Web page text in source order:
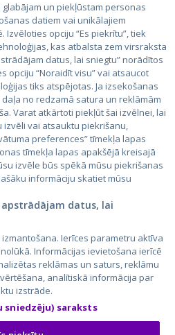
Kainos.lt
Paslaugos.lt
auto24.ee
KV.ee
Osta.ee
KuldneBörs.ee
un piekļūstam personas
datiem vai unikālajiem
opciju “Es piekrītu”, tiek
kas atbalsta zem virsraksta
datus, lai sniegtu” norādītos
opciju “Noraidīt visu” vai atsaucot
tiks atspējotas. Ja izsekošanas
no redzamā satura un reklāmām
Varat atkārtoti piekļūt šai izvēlnei, lai
vai atsauktu piekrišanu,
preferences” tīmekļa lapas
tīmekļa lapas apakšējā kreisajā
izvēle būs spēkā mūsu piekrišanas
informāciju skatiet mūsu
datus, lai
Ierīces parametru aktīva
Informācijas ievietošana ierīcē
reklāmas un saturs, reklāmu
analītiskā informācija par
izstrāde.
sniedzēju) saraksts